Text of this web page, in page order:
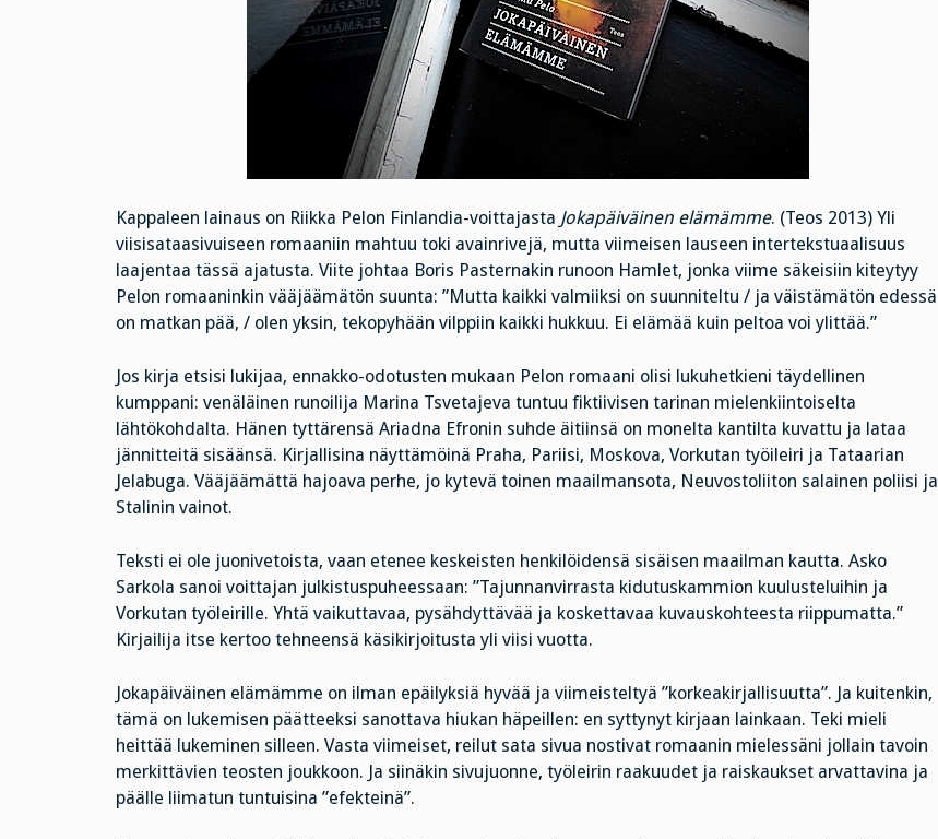
Kappaleen lainaus on Riikka Pelon Finlandia-voittajasta Jokapäiväinen elämämme. (Teos 2013) Yli
viisisataasivuiseen romaaniin mahtuu toki avainrivejä, mutta viimeisen lauseen intertekstuaalisuus
laajentaa tässä ajatusta. Viite johtaa Boris Pasternakin runoon Hamlet, jonka viime säkeisiin kiteytyy
Pelon romaaninkin vääjäämätön suunta: ”Mutta kaikki valmiiksi on suunniteltu / ja väistämätön edessä
on matkan pää, / olen yksin, tekopyhään vilppiin kaikki hukkuu. Ei elämää kuin peltoa voi ylittää.”
Jos kirja etsisi lukijaa, ennakko-odotusten mukaan Pelon romaani olisi lukuhetkieni täydellinen
kumppani: venäläinen runoilija Marina Tsvetajeva tuntuu fiktiivisen tarinan mielenkiintoiselta
lähtökohdalta. Hänen tyttärensä Ariadna Efronin suhde äitiinsä on monelta kantilta kuvattu ja lataa
jännitteitä sisäänsä. Kirjallisina näyttämöinä Praha, Pariisi, Moskova, Vorkutan työileiri ja Tataarian
Jelabuga. Vääjäämättä hajoava perhe, jo kytevä toinen maailmansota, Neuvostoliiton salainen poliisi ja
Stalinin vainot.
Teksti ei ole juonivetoista, vaan etenee keskeisten henkilöidensä sisäisen maailman kautta. Asko
Sarkola sanoi voittajan julkistuspuheessaan: ”Tajunnanvirrasta kidutuskammion kuulusteluihin ja
Vorkutan työleirille. Yhtä vaikuttavaa, pysähdyttävää ja koskettavaa kuvauskohteesta riippumatta.”
Kirjailija itse kertoo tehneensä käsikirjoitusta yli viisi vuotta.
Jokapäiväinen elämämme on ilman epäilyksiä hyvää ja viimeisteltyä ”korkeakirjallisuutta”. Ja kuitenkin,
tämä on lukemisen päätteeksi sanottava hiukan häpeillen: en syttynyt kirjaan lainkaan. Teki mieli
heittää lukeminen silleen. Vasta viimeiset, reilut sata sivua nostivat romaanin mielessäni jollain tavoin
merkittävien teosten joukkoon. Ja siinäkin sivujuonne, työleirin raakuudet ja raiskaukset arvattavina ja
päälle liimatun tuntuisina ”efekteinä”.